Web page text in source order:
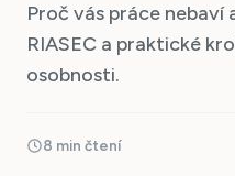
Proč vás práce nebaví
RIASEC a praktické
osobnosti.
8 min čtení